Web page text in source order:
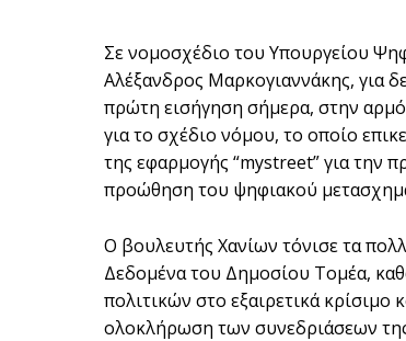
Σε νομοσχέδιο του Υπουργείου
Αλέξανδρος Μαρκογιαννάκης, για
πρώτη εισήγηση σήμερα, στην
για το σχέδιο νόμου, το οποίο
της εφαρμογής “mystreet” για την
προώθηση του ψηφιακού
Ο βουλευτής Χανίων τόνισε τα
Δεδομένα του Δημοσίου Τομέα,
πολιτικών στο εξαιρετικά
ολοκλήρωση των συνεδριάσεων της